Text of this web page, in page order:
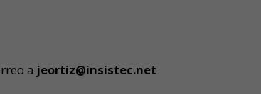
a jeortiz@insistec.net